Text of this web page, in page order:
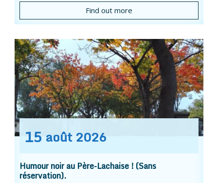
Find out more
15 août 2026
Humour noir au Père-Lachaise ! (Sans
réservation).